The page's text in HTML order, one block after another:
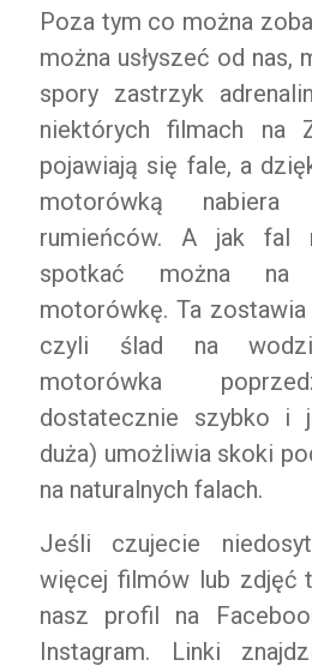
Poza tym co można
można usłyszeć od nas,
spory zastrzyk
niektórych filmach na
pojawiają się fale, a
motorówką nabiera
rumieńców. A jak fal
spotkać można na
motorówkę. Ta
czyli ślad na
motorówka
dostatecznie szybko i
duża) umożliwia skoki
na naturalnych falach.
Jeśli czujecie
więcej filmów lub zdjęć
nasz profil na
Instagram. Linki